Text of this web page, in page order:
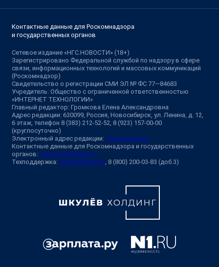
Контактные данные для Роскомнадзора
и государственных органов
Сетевое издание «НГС.НОВОСТИ» (18+)
Зарегистрировано Федеральной службой по надзору в сфере
связи, информационных технологий и массовых коммуникаций
(Роскомнадзор)
Свидетельство о регистрации СМИ ЭЛ № ФС 77—84683
Учредитель: Общество с ограниченной ответственностью
«ИНТЕРНЕТ ТЕХНОЛОГИИ»
Главный редактор: Громкова Елена Александровна
Адрес редакции: 630099, Россия, Новосибирск, ул. Ленина, д. 12,
6 этаж, телефон 8 (383) 212-52-52, 8 (923) 157-00-00
(круглосуточно)
Электронный адрес редакции: ngs@shkulev.ru
Контактные данные для Роскомнадзора и государственных
органов: juristnsk@shkulev.ru
Техподдержка: help@shkulev.ru, 8 (800) 200-03-83 (доб.3)